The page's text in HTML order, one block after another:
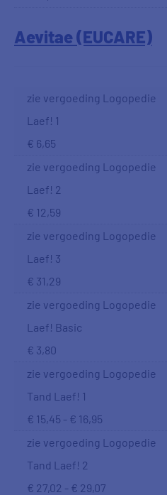
Aevitae (EUCARE)
zie vergoeding Logopedie
Laef! 1
€ 6,65
zie vergoeding Logopedie
Laef! 2
€ 12,59
zie vergoeding Logopedie
Laef! 3
€ 31,29
zie vergoeding Logopedie
Laef! Basic
€ 3,80
zie vergoeding Logopedie
Tand Laef! 1
€ 15,45 - € 16,95
zie vergoeding Logopedie
Tand Laef! 2
€ 27,02 - € 29,07